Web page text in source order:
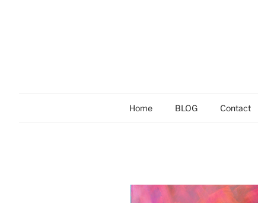
Home BLOG Contact